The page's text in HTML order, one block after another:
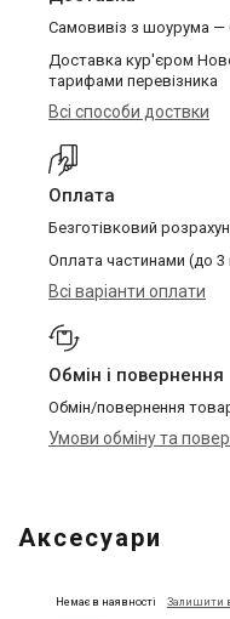
Самовивіз з шоурума
Доставка кур'єром
тарифами перевізника
Всі способи доствки
Оплата
Безготівковий
Оплата частинами (до 3
Всі варіанти оплати
Обмін і повернення
Обмін/повернення
Умови обміну та
Аксесуари
Немає в наявності Залишити